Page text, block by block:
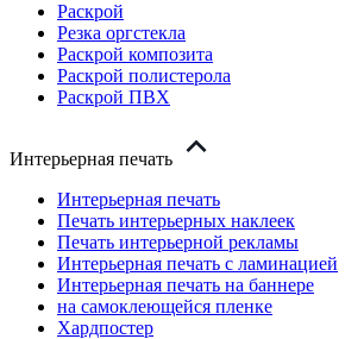
Раскрой
Резка оргстекла
Раскрой композита
Раскрой полистерола
Раскрой ПВХ
Интерьерная печать
Интерьерная печать
Печать интерьерных наклеек
Печать интерьерной рекламы
Интерьерная печать с ламинацией
Интерьерная печать на баннере
на самоклеющейся пленке
Хардпостер